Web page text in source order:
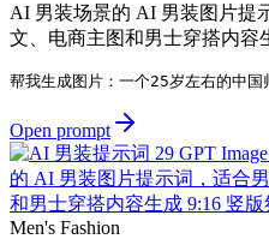
AI 男装场景的 AI 男装图片提
文、电商主图和男士穿搭内容
帮我生成图片：一个25岁左右的中
Open prompt
Men's Fashion